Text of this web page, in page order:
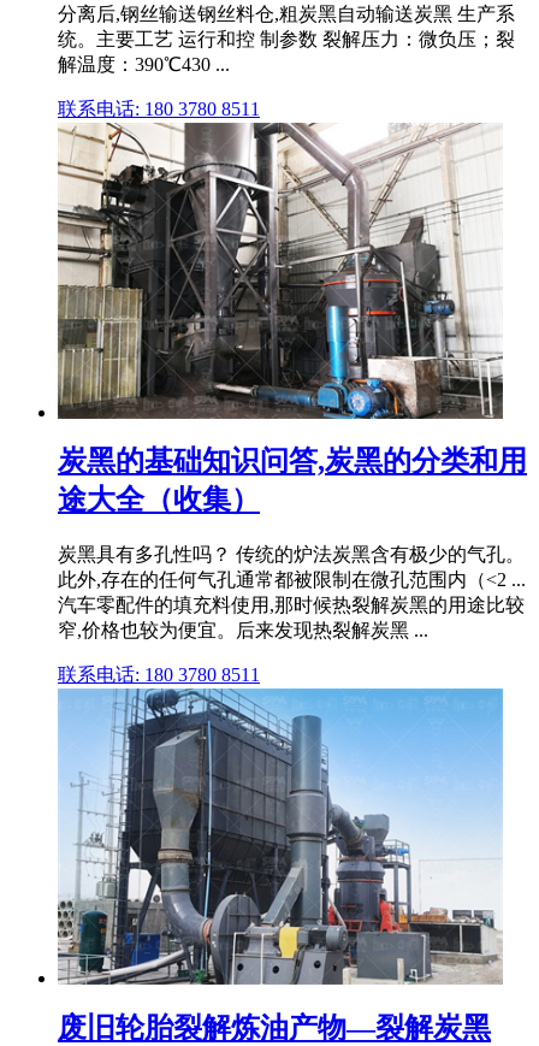
分离后,钢丝输送钢丝料仓,粗炭黑自动输送炭黑 生产系
统。主要工艺 运行和控 制参数 裂解压力：微负压；裂
解温度：390℃430 ...
联系电话: 180 3780 8511
炭黑的基础知识问答,炭黑的分类和用
途大全（收集）
炭黑具有多孔性吗？ 传统的炉法炭黑含有极少的气孔。
此外,存在的任何气孔通常都被限制在微孔范围内（<2 ...
汽车零配件的填充料使用,那时候热裂解炭黑的用途比较
窄,价格也较为便宜。后来发现热裂解炭黑 ...
联系电话: 180 3780 8511
废旧轮胎裂解炼油产物—裂解炭黑